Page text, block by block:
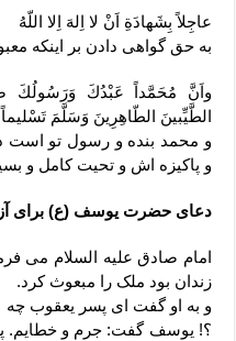
عاجِلاً بِشَهادَةِ اَنْ لا اِلهَ اِلا اللّهُ
به حق گواهى دادن بر اينكه
واَنَّ مُحَمَّداً عَبْدُكَ وَرَسُولُكَ
الطَّيِّبينَ الطّاهِرِينَ وَسَلَّمَ تَسْليماً
و محمد بنده و رسول تو است
و پاكيزه اش و تحيت كامل و
دعای حضرت یوسف (ع) برای
امام صادق علیه السلام می
زندان بود ملک را مبعوث کرد.
و به او گفت ای پسر یعقوب چه
؟! یوسف گفت: جرم و خطایم.